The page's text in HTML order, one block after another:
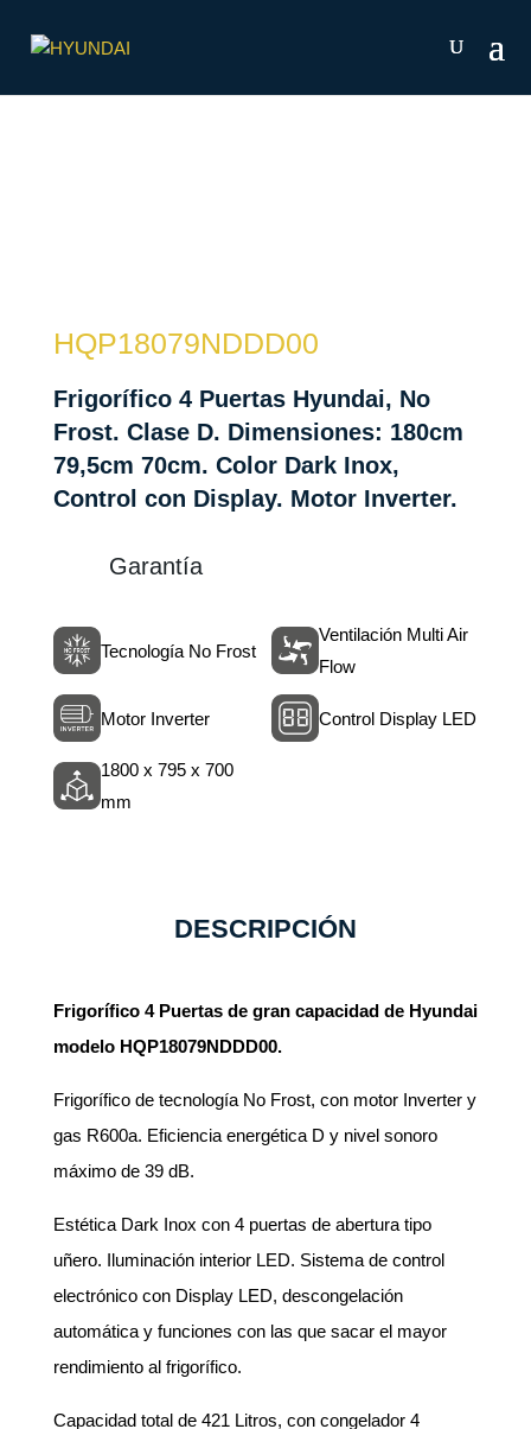
HQP18079NDDD00
Frigorífico 4 Puertas Hyundai, No
Frost. Clase D. Dimensiones: 180cm
79,5cm 70cm. Color Dark Inox,
Control con Display. Motor Inverter.
Garantía
Tecnología No Frost
Ventilación Multi Air
Flow
Motor Inverter Control Display LED
1800 x 795 x 700
mm
DESCRIPCIÓN
Frigorífico 4 Puertas de gran capacidad de Hyundai
modelo HQP18079NDDD00.
Frigorífico de tecnología No Frost, con motor Inverter y
gas R600a. Eficiencia energética D y nivel sonoro
máximo de 39 dB.
Estética Dark Inox con 4 puertas de abertura tipo
uñero. Iluminación interior LED. Sistema de control
electrónico con Display LED, descongelación
automática y funciones con las que sacar el mayor
rendimiento al frigorífico.
Capacidad total de 421 Litros, con congelador 4